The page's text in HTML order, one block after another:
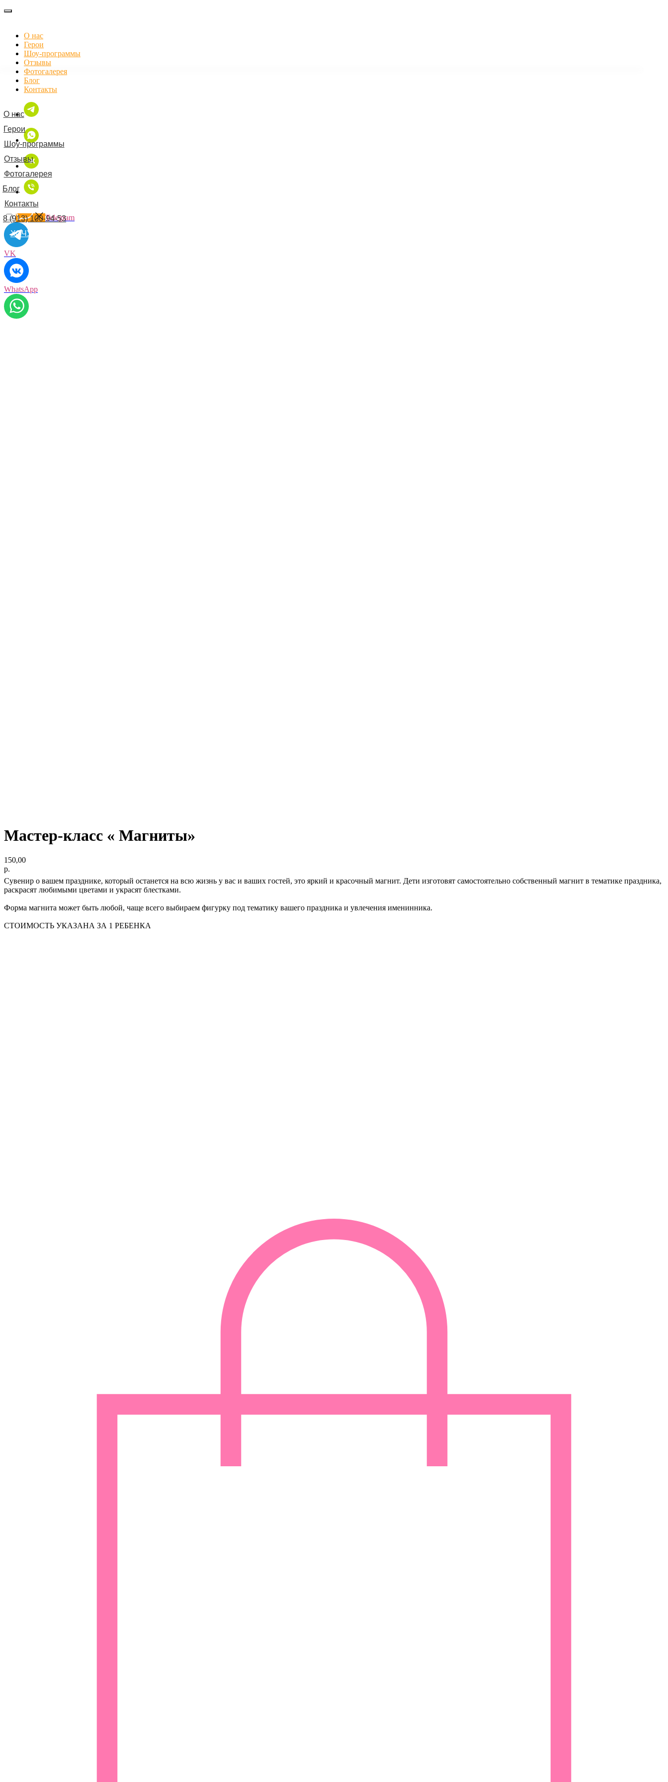
О нас
Герои
Шоу-программы
Отзывы
Фотогалерея
Блог
Контакты
8 (913) 100-94-53
ХОЧУ ПРАЗДНИК!
О нас
Герои
Шоу-программы
Отзывы
Фотогалерея
Блог
Контакты
Telegram
VK
WhatsApp
Мастер-класс « Магниты»
150,00
р.
Сувенир о вашем празднике, который останется на всю жизнь у вас и ваших гостей, это яркий и красочный магнит. Дети изготовят самостоятельно собственный магнит в тематике праздника,
раскрасят любимыми цветами и украсят блестками.
Форма магнита может быть любой, чаще всего выбираем фигурку под тематику вашего праздника и увлечения именинника.
СТОИМОСТЬ УКАЗАНА ЗА 1 РЕБЕНКА